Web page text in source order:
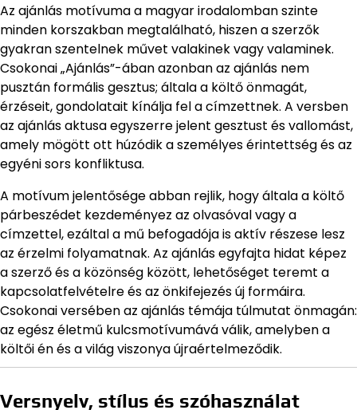
Az ajánlás motívuma a magyar irodalomban szinte
minden korszakban megtalálható, hiszen a szerzők
gyakran szentelnek művet valakinek vagy valaminek.
Csokonai „Ajánlás”-ában azonban az ajánlás nem
pusztán formális gesztus; általa a költő önmagát,
érzéseit, gondolatait kínálja fel a címzettnek. A versben
az ajánlás aktusa egyszerre jelent gesztust és vallomást,
amely mögött ott húzódik a személyes érintettség és az
egyéni sors konfliktusa.
A motívum jelentősége abban rejlik, hogy általa a költő
párbeszédet kezdeményez az olvasóval vagy a
címzettel, ezáltal a mű befogadója is aktív részese lesz
az érzelmi folyamatnak. Az ajánlás egyfajta hidat képez
a szerző és a közönség között, lehetőséget teremt a
kapcsolatfelvételre és az önkifejezés új formáira.
Csokonai versében az ajánlás témája túlmutat önmagán:
az egész életmű kulcsmotívumává válik, amelyben a
költői én és a világ viszonya újraértelmeződik.
Versnyelv, stílus és szóhasználat